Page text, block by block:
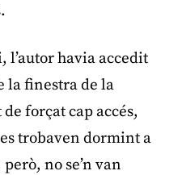
l’autor havia accedit
la finestra de la
forçat cap accés,
trobaven dormint a
no se’n van